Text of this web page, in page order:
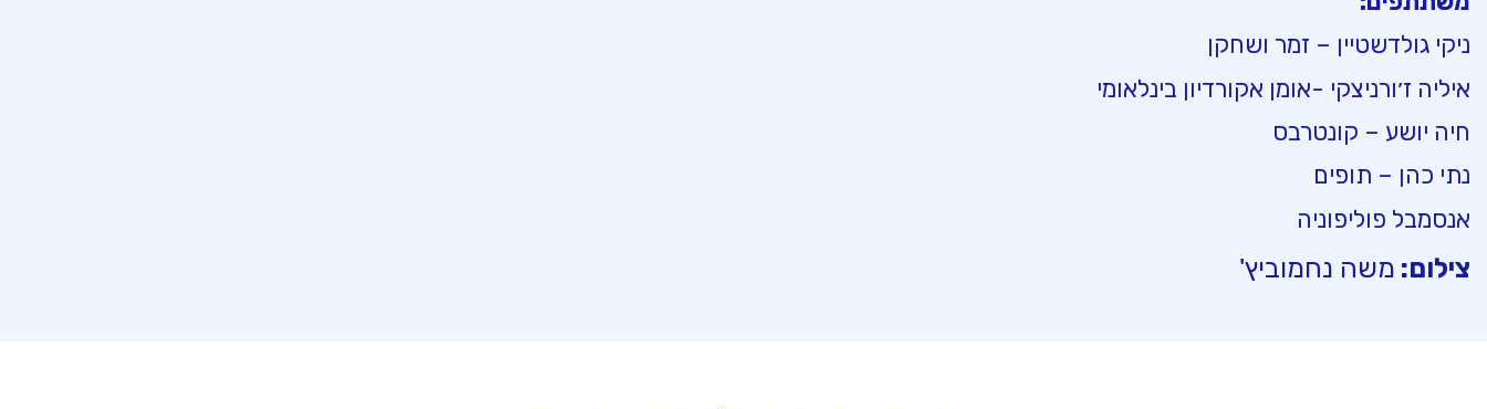
‏ניקי גולדשטיין – זמר ושחקן
איליה ז׳ורניצקי -אומן אקורדיון בינלאומי
חיה יושע – קונטרבס
נתי כהן – תופים ‏
אנסמבל פוליפוניה
צילום: משה נחמוביץ'